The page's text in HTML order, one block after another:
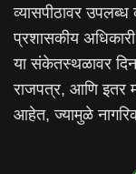
व्यासपीठावर
प्रशासकीय
या संकेतस्थळावर
राजपत्र, आणि इतर
आहेत, ज्यामुळे